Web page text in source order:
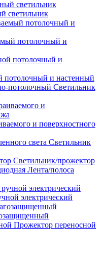
светильник
потолочный и
потолочный и настенный
Светильник
и поверхностного
Светильник
Светильник/прожектор
Лента/полоса
электрический
Прожектор переносной